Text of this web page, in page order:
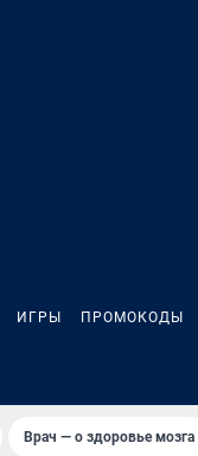
ИГРЫ ПРОМОКОДЫ
Врач — о здоровье мозга